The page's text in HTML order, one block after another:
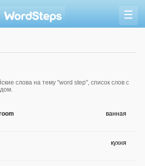
☰
слова на тему "word step", список слов с
ванная
кухня